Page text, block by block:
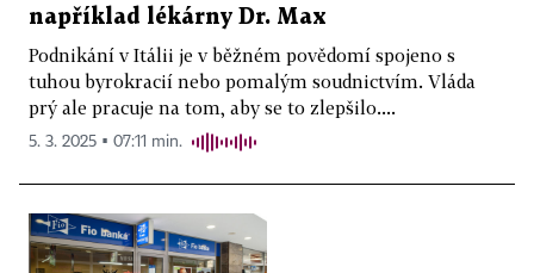
například lékárny Dr. Max
Podnikání v Itálii je v běžném povědomí spojeno s
tuhou byrokracií nebo pomalým soudnictvím. Vláda
prý ale pracuje na tom, aby se to zlepšilo....
5. 3. 2025 ▪ 07:11 min.